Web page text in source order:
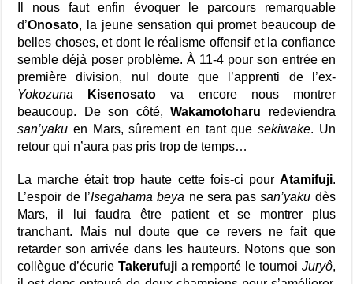
Il nous faut enfin évoquer le parcours remarquable
d’Onosato, la jeune sensation qui promet beaucoup de
belles choses, et dont le réalisme offensif et la confiance
semble déjà poser problème. À 11-4 pour son entrée en
première division, nul doute que l’apprenti de l’ex-
Yokozuna
Kisenosato va encore nous montrer
beaucoup. De son côté,Wakamotoharu redeviendra
san’yaku en Mars, sûrement en tant quesekiwake. Un
retour qui n’aura pas pris trop de temps…
La marche était trop haute cette fois-ci pour Atamifuji.
L’espoir de l’Isegahama beya ne sera pas san’yaku dès
Mars, il lui faudra être patient et se montrer plus
tranchant. Mais nul doute que ce revers ne fait que
retarder son arrivée dans les hauteurs. Notons que son
collègue d’écurie Takerufujia remporté le tournoi Juryô,